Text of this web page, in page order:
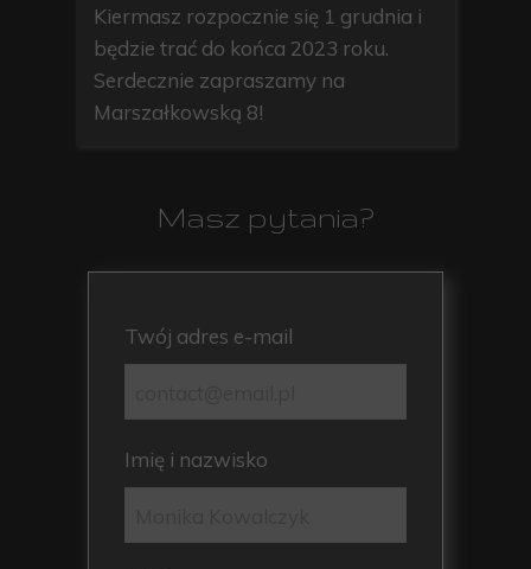
Kiermasz rozpocznie się 1 grudnia i
będzie trać do końca 2023 roku.
Serdecznie zapraszamy na
Marszałkowską 8!
Twój adres e-mail
Imię i nazwisko
Masz pytania?